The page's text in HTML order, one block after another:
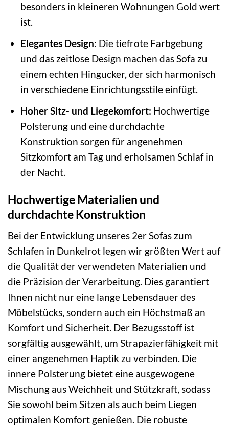
besonders in kleineren Wohnungen Gold wert
ist.
Elegantes Design: Die tiefrote Farbgebung
und das zeitlose Design machen das Sofa zu
einem echten Hingucker, der sich harmonisch
in verschiedene Einrichtungsstile einfügt.
Hoher Sitz- und Liegekomfort: Hochwertige
Polsterung und eine durchdachte
Konstruktion sorgen für angenehmen
Sitzkomfort am Tag und erholsamen Schlaf in
der Nacht.
Hochwertige Materialien und
durchdachte Konstruktion
Bei der Entwicklung unseres 2er Sofas zum
Schlafen in Dunkelrot legen wir größten Wert auf
die Qualität der verwendeten Materialien und
die Präzision der Verarbeitung. Dies garantiert
Ihnen nicht nur eine lange Lebensdauer des
Möbelstücks, sondern auch ein Höchstmaß an
Komfort und Sicherheit. Der Bezugsstoff ist
sorgfältig ausgewählt, um Strapazierfähigkeit mit
einer angenehmen Haptik zu verbinden. Die
innere Polsterung bietet eine ausgewogene
Mischung aus Weichheit und Stützkraft, sodass
Sie sowohl beim Sitzen als auch beim Liegen
optimalen Komfort genießen. Die robuste